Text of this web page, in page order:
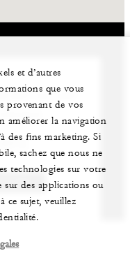
peut vous aider
et d’autres
que vous
provenant de vos
améliorer la navigation
des fins marketing. Si
sachez que nous ne
technologies sur votre
sur des applications ou
ce sujet, veuillez